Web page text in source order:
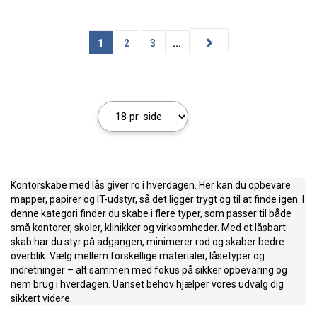
1 2 3 ...
Kontorskabe med lås giver ro i hverdagen. Her kan du opbevare
mapper, papirer og IT-udstyr, så det ligger trygt og til at finde igen. I
denne kategori finder du skabe i flere typer, som passer til både
små kontorer, skoler, klinikker og virksomheder. Med et låsbart
skab har du styr på adgangen, minimerer rod og skaber bedre
overblik. Vælg mellem forskellige materialer, låsetyper og
indretninger – alt sammen med fokus på sikker opbevaring og
nem brug i hverdagen. Uanset behov hjælper vores udvalg dig
sikkert videre.